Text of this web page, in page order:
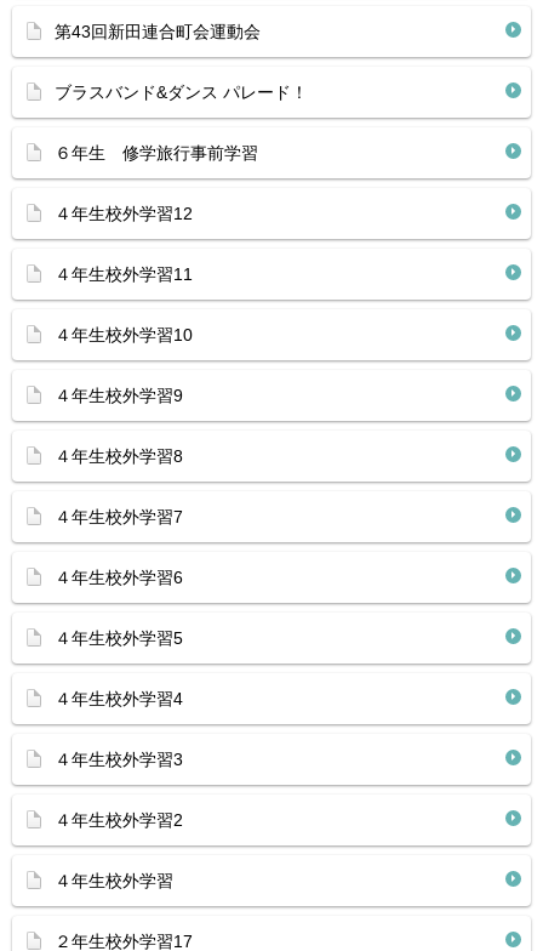
第43回新田連合町会運動会
ブラスバンド&ダンス パレード！
６年生 修学旅行事前学習
４年生校外学習12
４年生校外学習11
４年生校外学習10
４年生校外学習9
４年生校外学習8
４年生校外学習7
４年生校外学習6
４年生校外学習5
４年生校外学習4
４年生校外学習3
４年生校外学習2
４年生校外学習
２年生校外学習17